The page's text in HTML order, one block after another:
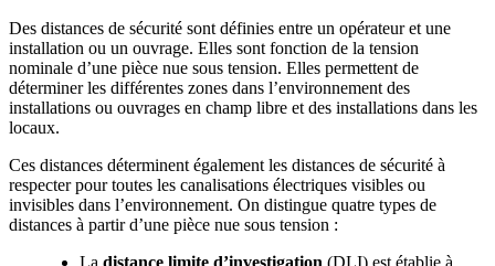
Des distances de sécurité sont définies entre un opérateur et une
installation ou un ouvrage. Elles sont fonction de la tension
nominale d’une pièce nue sous tension. Elles permettent de
déterminer les différentes zones dans l’environnement des
installations ou ouvrages en champ libre et des installations dans les
locaux.
Ces distances déterminent également les distances de sécurité à
respecter pour toutes les canalisations électriques visibles ou
invisibles dans l’environnement. On distingue quatre types de
distances à partir d’une pièce nue sous tension :
La distance limite d’investigation (DLI) est établie à